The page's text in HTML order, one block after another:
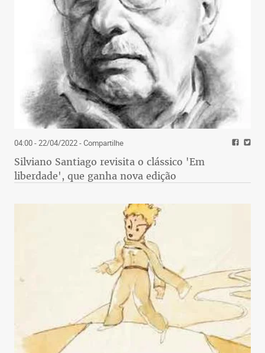
04:00 - 22/04/2022- Compartilhe
Silviano Santiago revisita o clássico 'Em
liberdade', que ganha nova edição